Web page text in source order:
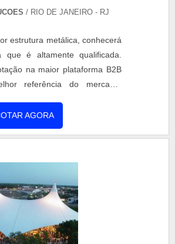
/ RIO DE JANEIRO - RJ
estrutura metálica, conhecerá
que é altamente qualificada.
na maior plataforma B2B
referência do mercado.
com excelente custo-
com os resultados
canaliza seus recursos em
parceiros uma estrutura com:
onde são realizadas as
de ponta; Equipamentos de
AGORA